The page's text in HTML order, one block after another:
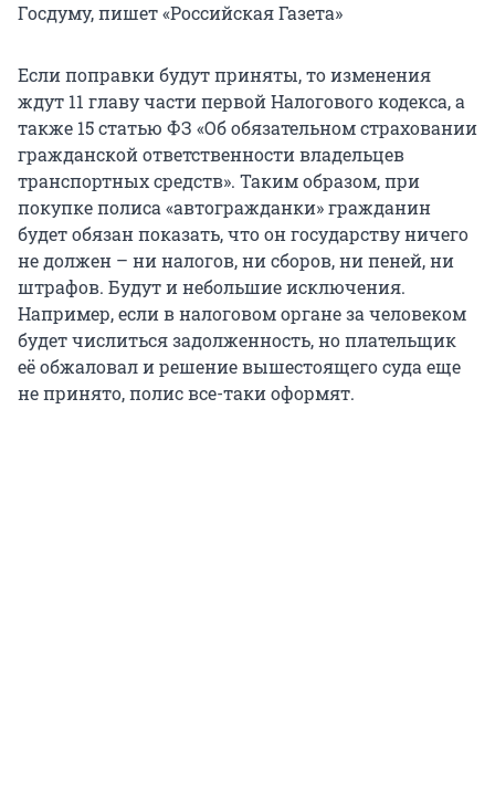
Госдуму, пишет «Российская Газета»
Если поправки будут приняты, то изменения
ждут 11 главу части первой Налогового кодекса, а
также 15 статью ФЗ «Об обязательном страховании
гражданской ответственности владельцев
транспортных средств». Таким образом, при
покупке полиса «автогражданки» гражданин
будет обязан показать, что он государству ничего
не должен – ни налогов, ни сборов, ни пеней, ни
штрафов. Будут и небольшие исключения.
Например, если в налоговом органе за человеком
будет числиться задолженность, но плательщик
её обжаловал и решение вышестоящего суда еще
не принято, полис все-таки оформят.